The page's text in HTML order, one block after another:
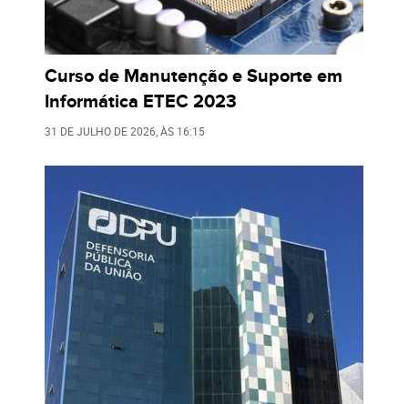
Curso de Manutenção e Suporte em
Informática ETEC 2023
31 DE JULHO DE 2026 , ÀS 16:15